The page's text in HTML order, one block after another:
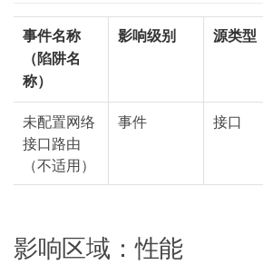
事件名称
（陷阱名
称）
影响级别 源类型
未配置网络
接口路由
（不适用）
事件 接口
影响区域：性能